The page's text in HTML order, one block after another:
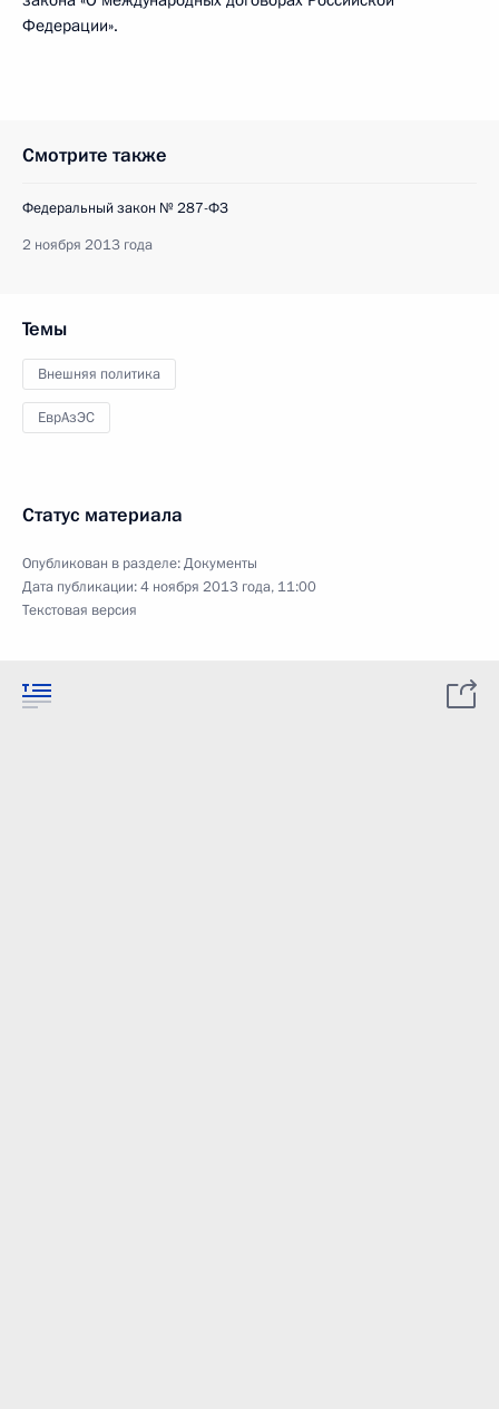
Федерации».
Смотрите также
Федеральный закон № 287-ФЗ
2 ноября 2013 года
Темы
Внешняя политика
ЕврАзЭС
Статус материала
Опубликован в разделе:Документы
Дата публикации:4 ноября 2013 года, 11:00
Текстовая версия